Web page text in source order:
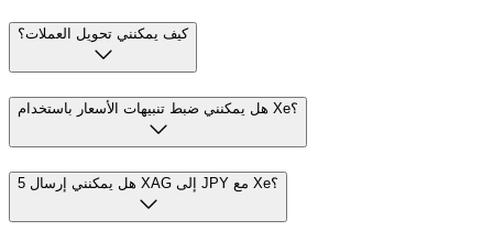
كيف يمكنني تحويل العملات؟
هل يمكنني ضبط تنبيهات الأسعار باستخدام Xe؟
هل يمكنني إرسال 5 XAG إلى JPY مع Xe؟